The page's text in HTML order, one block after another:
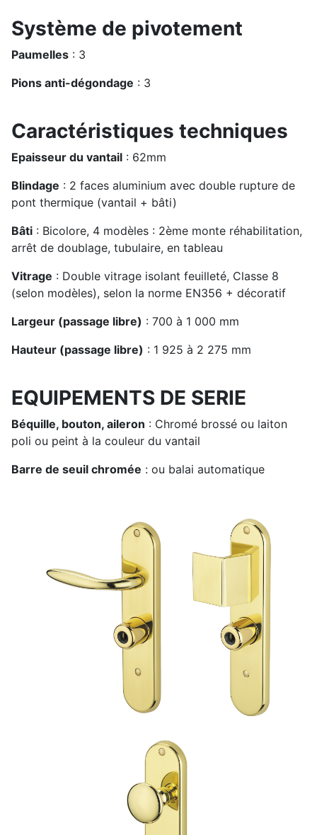
Système de pivotement
Paumelles : 3
Pions anti-dégondage : 3
Caractéristiques techniques
Epaisseur du vantail : 62mm
Blindage : 2 faces aluminium avec double rupture de
pont thermique (vantail + bâti)
Bâti : Bicolore, 4 modèles : 2ème monte réhabilitation,
arrêt de doublage, tubulaire, en tableau
Vitrage : Double vitrage isolant feuilleté, Classe 8
(selon modèles), selon la norme EN356 + décoratif
Largeur (passage libre) : 700 à 1 000 mm
Hauteur (passage libre) : 1 925 à 2 275 mm
EQUIPEMENTS DE SERIE
Béquille, bouton, aileron : Chromé brossé ou laiton
poli ou peint à la couleur du vantail
Barre de seuil chromée : ou balai automatique